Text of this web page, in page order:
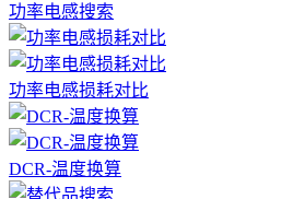
功率电感搜索
功率电感损耗对比
DCR-温度换算